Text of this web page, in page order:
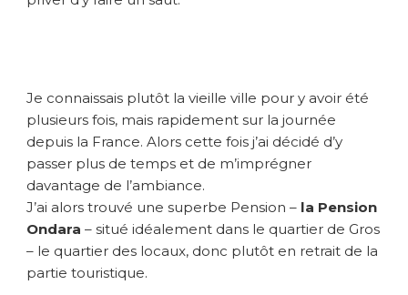
a
d
r
e
s
e
Je connaissais plutôt la vieille ville pour y avoir été
plusieurs fois, mais rapidement sur la journée
depuis la France. Alors cette fois j’ai décidé d’y
passer plus de temps et de m’imprégner
davantage de l’ambiance.
J’ai alors trouvé une superbe Pension – la Pension
Ondara – situé idéalement dans le quartier de Gros
– le quartier des locaux, donc plutôt en retrait de la
partie touristique.